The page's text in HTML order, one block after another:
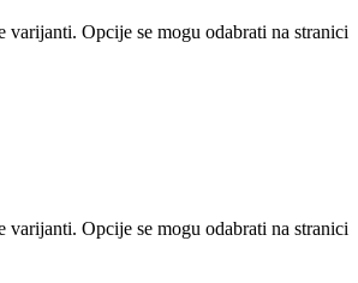
varijanti. Opcije se mogu odabrati na stranici
varijanti. Opcije se mogu odabrati na stranici